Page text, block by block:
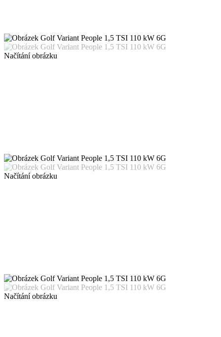
Načítání obrázku
Načítání obrázku
Načítání obrázku